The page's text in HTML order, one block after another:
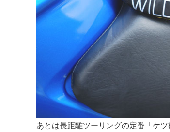
あとは長距離ツーリングの定番「ケ